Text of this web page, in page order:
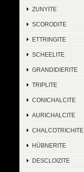
ZUNYITE
SCORODITE
ETTRINGITE
SCHEELITE
GRANDIDIERITE
TRIPLITE
CONICHALCITE
AURICHALCITE
CHALCOTRICHITE
HÜBNERITE
DESCLOIZITE